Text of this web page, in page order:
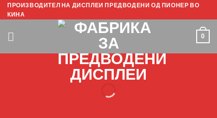
Прескокнете
до
ПРОИЗВОДИТЕЛ НА ДИСПЛЕИ ПРЕДВОДЕНИ ОД ПИОНЕР ВО
КИНА
0